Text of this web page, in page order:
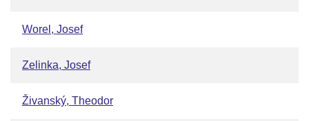
Worel, Josef
Zelinka, Josef
Živanský, Theodor